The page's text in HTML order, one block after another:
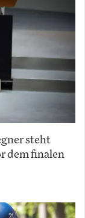
steht
dem finalen